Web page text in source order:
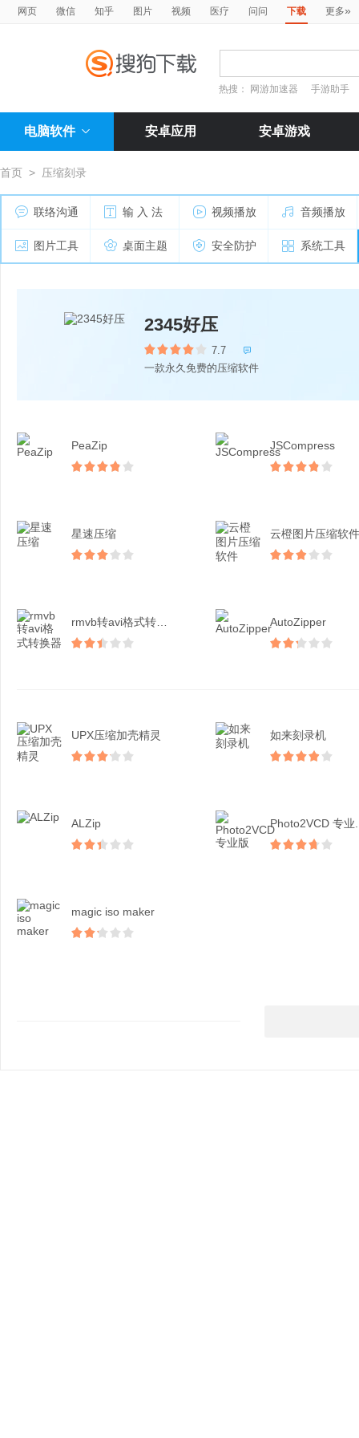
网页 微信 知乎 图片 视频 医疗 问问 下载 更多»
热搜： 网游加速器 手游助手
电脑软件 安卓应用 安卓游戏
首页 > 压缩刻录
联络沟通 输 入 法 视频播放 音频播放
图片工具 桌面主题 安全防护 系统工具
2345好压
7.7 
一款永久免费的压缩软件
PeaZip JSCompress
星速压缩 云橙图片压缩软件
AutoZipper
UPX压缩加壳精灵 如来刻录机
ALZip Photo2VCD 专业
magic iso maker